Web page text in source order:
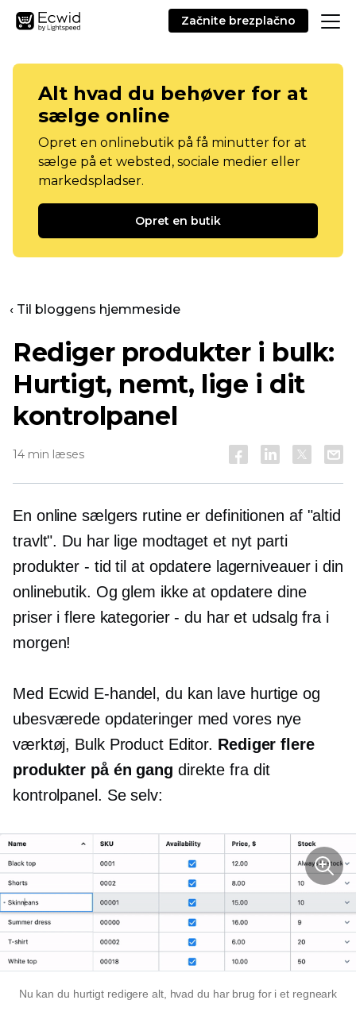
Začnite brezplačno
Alt hvad du behøver for at
sælge online
Opret en onlinebutik på få minutter for at
sælge på et websted, sociale medier eller
markedspladser.
Opret en butik
‹ Til bloggens hjemmeside
Rediger produkter i bulk:
Hurtigt, nemt, lige i dit
kontrolpanel
14 min læses
En online sælgers rutine er definitionen af ​​"altid
travlt". Du har lige modtaget et nyt parti
produkter - tid til at opdatere lagerniveauer i din
onlinebutik. Og glem ikke at opdatere dine
priser i flere kategorier - du har et udsalg fra i
morgen!
Med Ecwid E-handel, du kan lave hurtige og
ubesværede opdateringer med vores nye
værktøj, Bulk Product Editor. Rediger flere
produkter på én gang direkte fra dit
kontrolpanel. Se selv:
Nu kan du hurtigt redigere alt, hvad du har brug for i et regneark